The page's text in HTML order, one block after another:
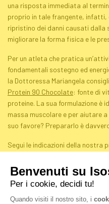
una risposta immediata al
proprio in tale frangente, infatti,
ripristino dei danni causati
migliorare la forma fisica e le
Per un atleta che pratica
fondamentali sostegno ed
la Dottoressa Mariangela
Protein 90 Chocolate: fonte di
proteine. La sua formulazione è
massa muscolare e per aiutare
suo favore? Prepararlo è
Segui le indicazioni della nostra